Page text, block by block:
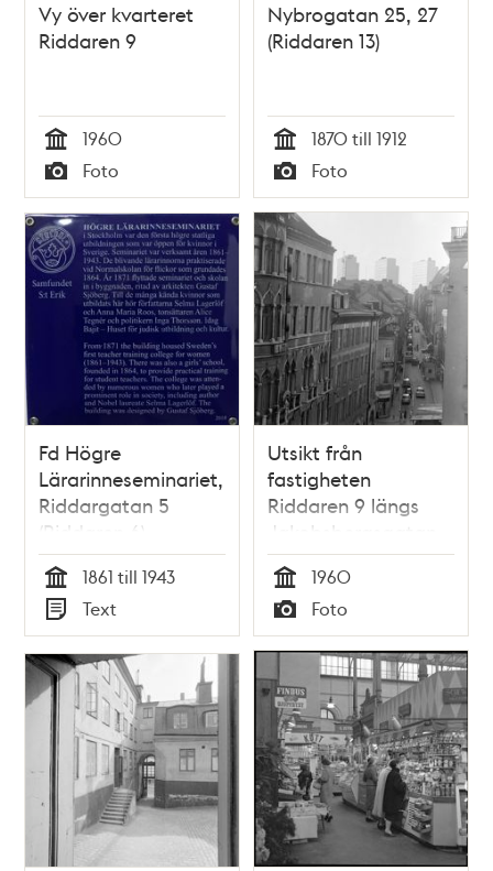
Vy över kvarteret
Riddaren 9
Tid
1960
Typ
Foto
Nybrogatan 25, 27
(Riddaren 13)
Tid
1870 till 1912
Typ
Foto
Fd Högre
Lärarinneseminariet,
Riddargatan 5
(Riddaren 6),
Östermalm
Tid
1861 till 1943
Typ
Text
Utsikt från
fastigheten
Riddaren 9 längs
Jakobsbergsgatan
mot Hötorget
Tid
1960
Typ
Foto